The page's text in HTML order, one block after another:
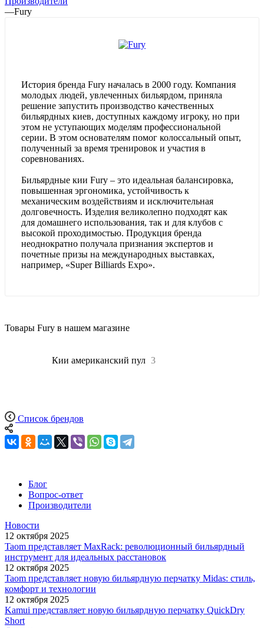
—Fury
История бренда Fury началась в 2000 году. Компания
молодых людей, увлеченных бильярдом, приняла
решение запустить производство качественных
бильярдных киев, доступных каждому игроку, но при
этом не уступающих моделям профессиональной
серии. В этом основателям помог колоссальный опыт,
полученный за время тренировок и участия в
соревнованиях.
Бильярдные кии Fury – это идеальная балансировка,
повышенная эргономика, устойчивость к
механическим воздействиям и исключительная
долговечность. Изделия великолепно подходят как
для домашнего использования, так и для клубов с
высокой проходимостью. Продукция бренда
неоднократно получала признания экспертов и
почетные призы на международных выставках,
например, «Super Billiards Expo».
Товары Fury в нашем магазине
Кии американский пул 3
Список брендов
Блог
Вопрос-ответ
Производители
Новости
12 октября 2025
Taom представляет MaxRack: революционный бильярдный
инструмент для идеальных расстановок
12 октября 2025
Taom представляет новую бильярдную перчатку Midas: стиль,
комфорт и технологии
12 октября 2025
Kamui представляет новую бильярдную перчатку QuickDry
Short